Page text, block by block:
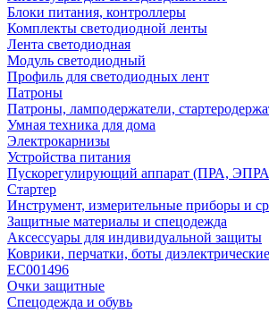
Блоки питания, контроллеры
Комплекты светодиодной ленты
Лента светодиодная
Модуль светодиодный
Профиль для светодиодных лент
Патроны
Патроны, ламподержатели,
Умная техника для дома
Электрокарнизы
Устройства питания
Пускорегулирующий аппарат (ПРА,
Стартер
Инструмент, измерительные приборы и
Защитные материалы и спецодежда
Аксессуары для индивидуальной защиты
Коврики, перчатки, боты диэлектрические
EC001496
Очки защитные
Спецодежда и обувь